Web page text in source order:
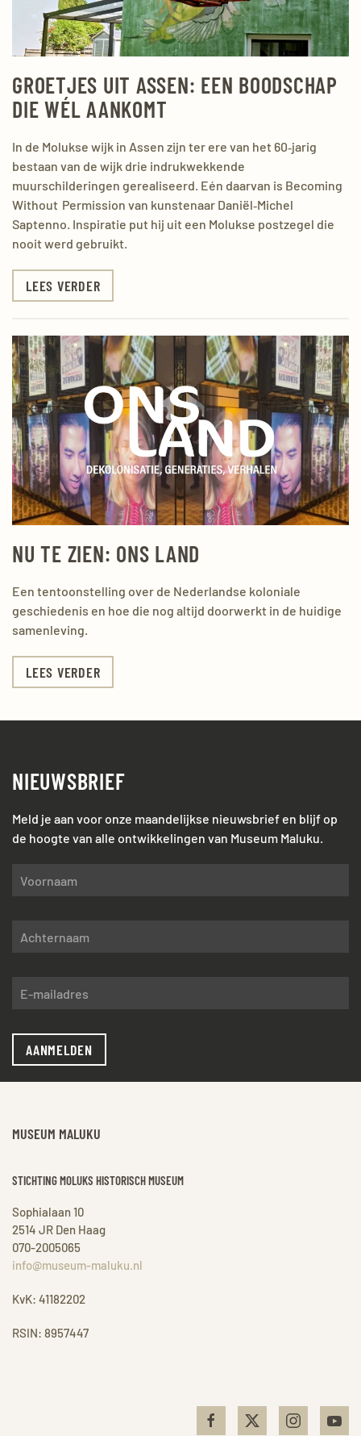
GROETJES UIT ASSEN: EEN BOODSCHAP
DIE WÉL AANKOMT
In de Molukse wijk in Assen zijn ter ere van het 60‑jarig
bestaan van de wijk drie indrukwekkende
muurschilderingen gerealiseerd. Eén daarvan is Becoming
Without Permission van kunstenaar Daniël‑Michel
Saptenno. Inspiratie put hij uit een Molukse postzegel die
nooit werd gebruikt.
LEES VERDER
NU TE ZIEN: ONS LAND
Een tentoonstelling over de Nederlandse koloniale
geschiedenis en hoe die nog altijd doorwerkt in de huidige
samenleving.
LEES VERDER
NIEUWSBRIEF
Meld je aan voor onze maandelijkse nieuwsbrief en blijf op
de hoogte van alle ontwikkelingen van Museum Maluku.
AANMELDEN
MUSEUM MALUKU
STICHTING MOLUKS HISTORISCH MUSEUM
Sophialaan 10
2514 JR Den Haag
070-2005065
info@museum-maluku.nl
KvK: 41182202
RSIN: 8957447